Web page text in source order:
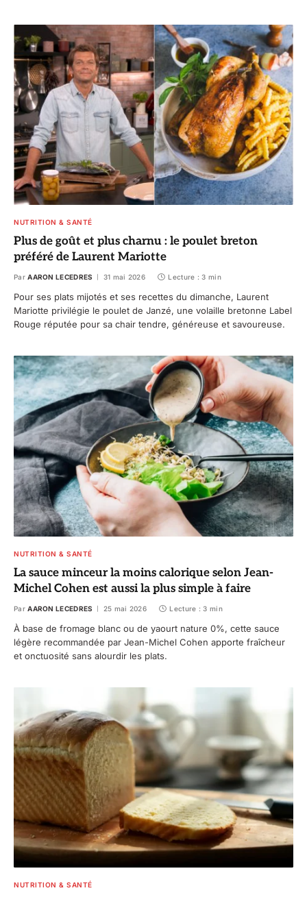
NUTRITION & SANTÉ
Plus de goût et plus charnu : le poulet breton
préféré de Laurent Mariotte
Par AARON LECEDRES 31 mai 2026 Lecture : 3 min
Pour ses plats mijotés et ses recettes du dimanche, Laurent
Mariotte privilégie le poulet de Janzé, une volaille bretonne Label
Rouge réputée pour sa chair tendre, généreuse et savoureuse.
NUTRITION & SANTÉ
La sauce minceur la moins calorique selon Jean-
Michel Cohen est aussi la plus simple à faire
Par AARON LECEDRES 25 mai 2026 Lecture : 3 min
À base de fromage blanc ou de yaourt nature 0%, cette sauce
légère recommandée par Jean-Michel Cohen apporte fraîcheur
et onctuosité sans alourdir les plats.
NUTRITION & SANTÉ